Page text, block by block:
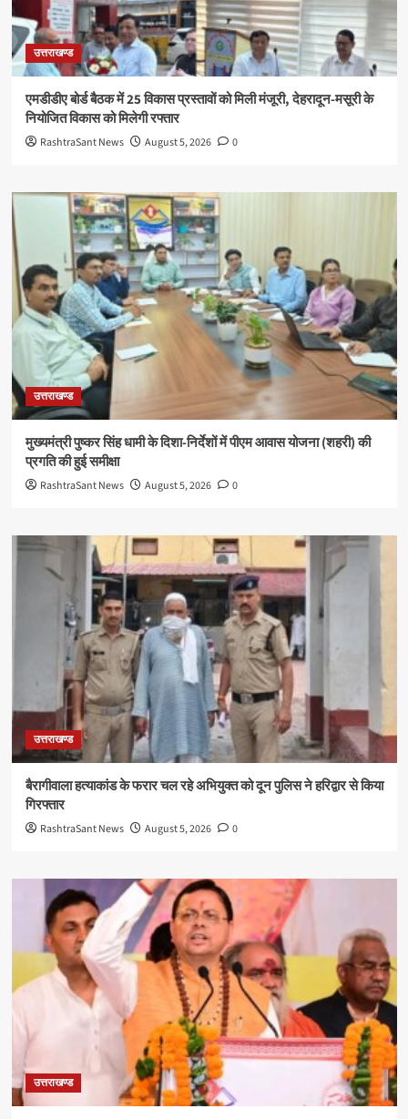
उत्तराखण्ड
एमडीडीए बोर्ड बैठक में 25 विकास प्रस्तावों को मिली मंजूरी, देहरादून-मसूरी के
नियोजित विकास को मिलेगी रफ्तार
RashtraSant News August 5, 2026 0
उत्तराखण्ड
मुख्यमंत्री पुष्कर सिंह धामी के दिशा-निर्देशों में पीएम आवास योजना (शहरी) की
प्रगति की हुई समीक्षा
RashtraSant News August 5, 2026 0
उत्तराखण्ड
बैरागीवाला हत्याकांड के फरार चल रहे अभियुक्त को दून पुलिस ने हरिद्वार से किया
गिरफ्तार
RashtraSant News August 5, 2026 0
उत्तराखण्ड